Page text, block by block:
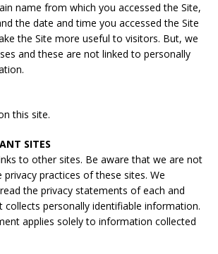
name from which you accessed the Site,
the date and time you accessed the Site
the Site more useful to visitors. But, we
and these are not linked to personally
this site.
SITES
to other sites. Be aware that we are not
practices of these sites. We
the privacy statements of each and
collects personally identifiable information.
applies solely to information collected